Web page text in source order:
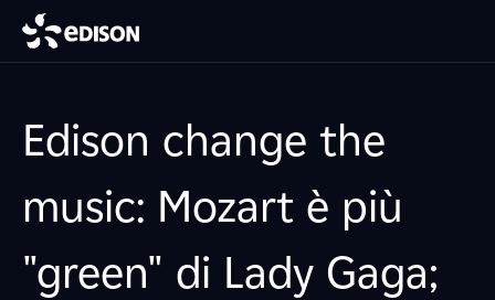
Edison change the
music: Mozart è più
"green" di Lady Gaga;